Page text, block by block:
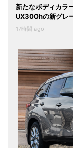
新たなボディカラ
UX300hの新グレ
17時間 ago